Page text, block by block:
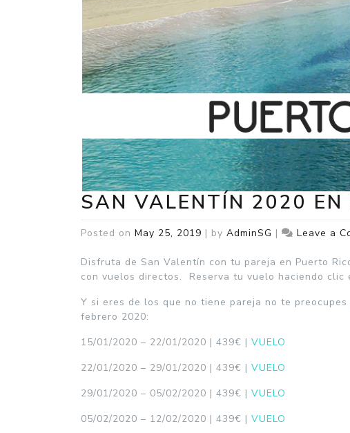
SAN VALENTÍN 2020 EN
Posted on May 25, 2019 | by AdminSG | Leave a
Disfruta de San Valentín con tu pareja en Puerto
con vuelos directos. Reserva tu vuelo haciendo clic
Y si eres de los que no tiene pareja no te
febrero 2020:
15/01/2020 – 22/01/2020 | 439€ | VUELO
22/01/2020 – 29/01/2020 | 439€ | VUELO
29/01/2020 – 05/02/2020 | 439€ | VUELO
05/02/2020 – 12/02/2020 | 439€ | VUELO